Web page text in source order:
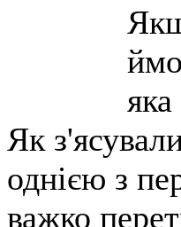
Як
однією з
важко